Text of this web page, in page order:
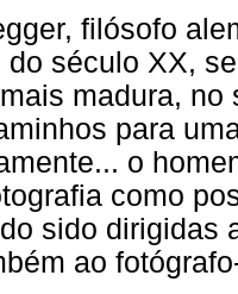
filósofo
do século XX,
madura,
para
o
como
sido dirigidas
ao